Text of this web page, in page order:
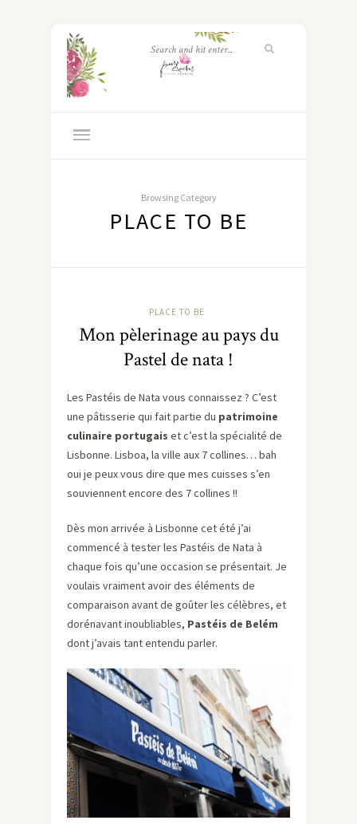
Browsing Category
PLACE TO BE
PLACE TO BE
Mon pèlerinage au pays du
Pastel de nata !
Les Pastéis de Nata vous connaissez ? C’est
une pâtisserie qui fait partie du patrimoine
culinaire portugais et c’est la spécialité de
Lisbonne. Lisboa, la ville aux 7 collines… bah
oui je peux vous dire que mes cuisses s’en
souviennent encore des 7 collines !!
Dès mon arrivée à Lisbonne cet été j’ai
commencé à tester les Pastéis de Nata à
chaque fois qu’une occasion se présentait. Je
voulais vraiment avoir des éléments de
comparaison avant de goûter les célèbres, et
dorénavant inoubliables, Pastéis de Belém
dont j’avais tant entendu parler.